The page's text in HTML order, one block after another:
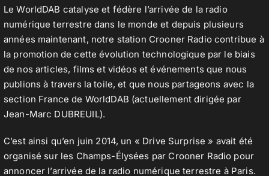
Le WorldDAB catalyse et fédère l’arrivée de la radio
numérique terrestre dans le monde et depuis plusieurs
années maintenant, notre station Crooner Radio contribue à
la promotion de cette évolution technologique par le biais
de nos articles, films et vidéos et événements que nous
publions à travers la toile, et que nous partageons avec la
section France de WorldDAB (actuellement dirigée par
Jean-Marc DUBREUIL).
C’est ainsi qu’en juin 2014, un « Drive Surprise » avait été
organisé sur les Champs-Élysées par Crooner Radio pour
annoncer l’arrivée de la radio numérique terrestre à Paris.